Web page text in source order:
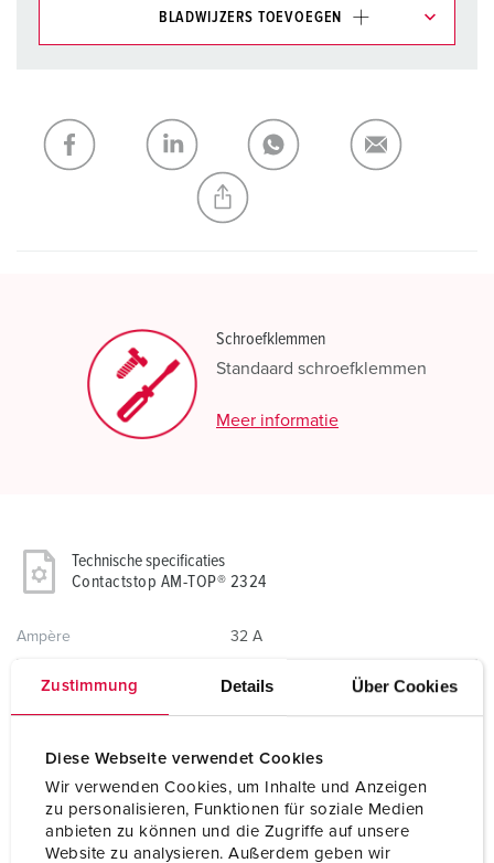
Zustimmung Details Über Cookies
Diese Webseite verwendet Cookies
Wir verwenden Cookies, um Inhalte und Anzeigen
zu personalisieren, Funktionen für soziale Medien
anbieten zu können und die Zugriffe auf unsere
Website zu analysieren. Außerdem geben wir
BLADWIJZERS TOEVOEGEN
Mijn lijst TOEVOEGEN
NIEUW LIJST MAKEN
Schroefklemmen
Standaard schroefklemmen
Meer informatie
Technische specificaties
Contactstop AM-TOP® 2324
Ampère 32 A
Polen 7 p
Hertz 50-60 Hz